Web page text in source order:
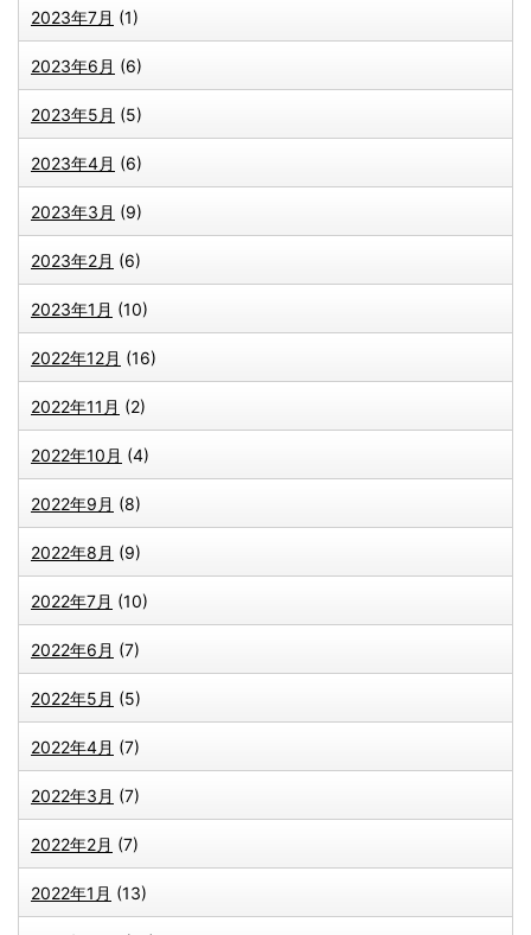
2023年7月 (1)
2023年6月 (6)
2023年5月 (5)
2023年4月 (6)
2023年3月 (9)
2023年2月 (6)
2023年1月 (10)
2022年12月 (16)
2022年11月 (2)
2022年10月 (4)
2022年9月 (8)
2022年8月 (9)
2022年7月 (10)
2022年6月 (7)
2022年5月 (5)
2022年4月 (7)
2022年3月 (7)
2022年2月 (7)
2022年1月 (13)